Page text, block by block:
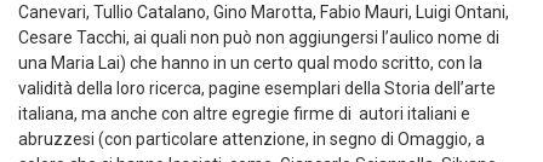
Canevari, Tullio Catalano, Gino Marotta, Fabio Mauri, Luigi Ontani,
Cesare Tacchi, ai quali non può non aggiungersi l’aulico nome di
una Maria Lai) che hanno in un certo qual modo scritto, con la
validità della loro ricerca, pagine esemplari della Storia dell’arte
italiana, ma anche con altre egregie firme di autori italiani e
abruzzesi (con particolare attenzione, in segno di Omaggio, a